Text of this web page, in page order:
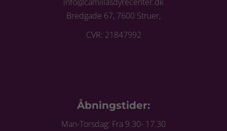
Bredgade 67, 7600 Struer,
CVR: 21847992
Åbningstider:
Man-Torsdag: Fra 9.30- 17.30